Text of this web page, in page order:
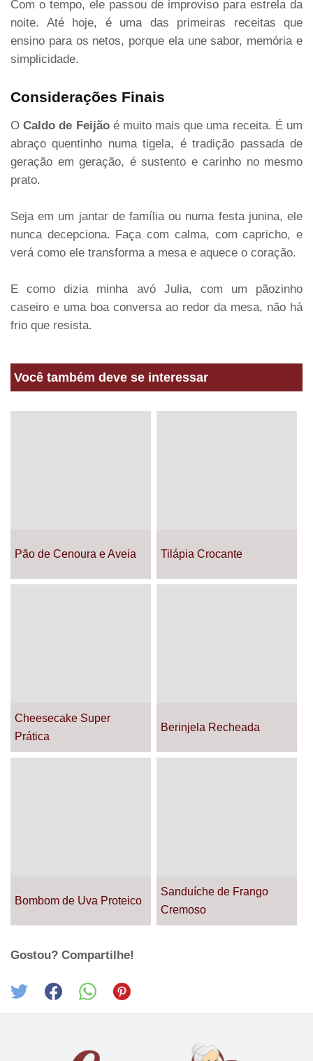
Com o tempo, ele passou de improviso para estrela da
noite. Até hoje, é uma das primeiras receitas que
ensino para os netos, porque ela une sabor, memória e
simplicidade.
Considerações Finais
OCaldo de Feijãoé muito mais que uma receita. É um
abraço quentinho numa tigela, é tradição passada de
geração em geração, é sustento e carinho no mesmo
prato.
Seja em um jantar de família ou numa festa junina, ele
nunca decepciona. Faça com calma, com capricho, e
verá como ele transforma a mesa e aquece o coração.
E como dizia minha avó Julia, com um pãozinho
caseiro e uma boa conversa ao redor da mesa, não há
frio que resista.
Você também deve se interessar
Pão de Cenoura e Aveia Tilápia Crocante
Cheesecake Super
Prática
Berinjela Recheada
Bombom de Uva Proteico
Sanduíche de Frango
Cremoso
Gostou? Compartilhe!